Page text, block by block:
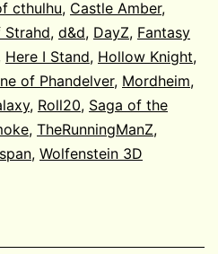
cthulhu, Castle Amber,
Strahd, d&d, DayZ, Fantasy
Here I Stand, Hollow Knight,
of Phandelver, Mordheim,
, Roll20, Saga of the
, TheRunningManZ,
, Wolfenstein 3D